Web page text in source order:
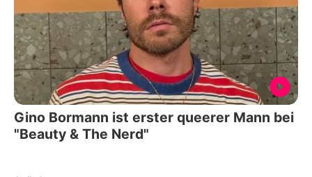
Gino Bormann ist erster queerer Mann bei
"Beauty & The Nerd"